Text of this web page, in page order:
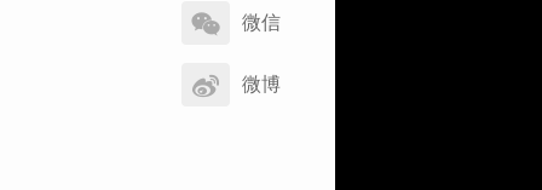
享
到
微信
微博